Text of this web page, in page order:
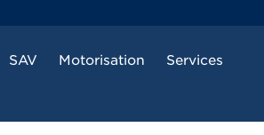
SAV Motorisation Services